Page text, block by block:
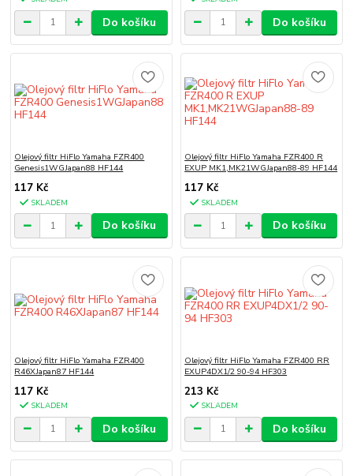
Do košíku Do košíku
Olejový filtr HiFlo Yamaha FZR400
Genesis1WGJapan88 HF144
117 Kč
SKLADEM
Do košíku
Olejový filtr HiFlo Yamaha FZR400 R
EXUP MK1,MK21WGJapan88-89 HF144
117 Kč
SKLADEM
Do košíku
Olejový filtr HiFlo Yamaha FZR400
R46XJapan87 HF144
117 Kč
SKLADEM
Do košíku
Olejový filtr HiFlo Yamaha FZR400 RR
EXUP4DX1/2 90-94 HF303
213 Kč
SKLADEM
Do košíku